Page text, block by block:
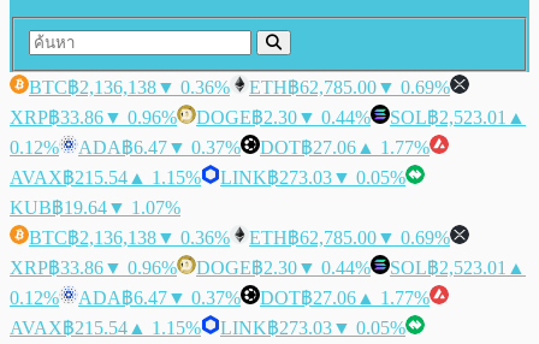
BTC฿2,136,138▼ 0.36% ETH฿62,785.00▼ 0.69%
XRP฿33.86▼ 0.96% DOGE฿2.30▼ 0.44% SOL฿2,523.01 ▲
0.12%
ADA฿6.47▼ 0.37% DOT฿27.06 ▲ 1.77%
AVAX฿215.54 ▲ 1.15% LINK฿273.03▼ 0.05%
KUB฿19.64▼ 1.07%
BTC฿2,136,138▼ 0.36% ETH฿62,785.00▼ 0.69%
XRP฿33.86▼ 0.96% DOGE฿2.30▼ 0.44% SOL฿2,523.01 ▲
0.12%
ADA฿6.47▼ 0.37% DOT฿27.06 ▲ 1.77%
AVAX฿215.54 ▲ 1.15% LINK฿273.03▼ 0.05%